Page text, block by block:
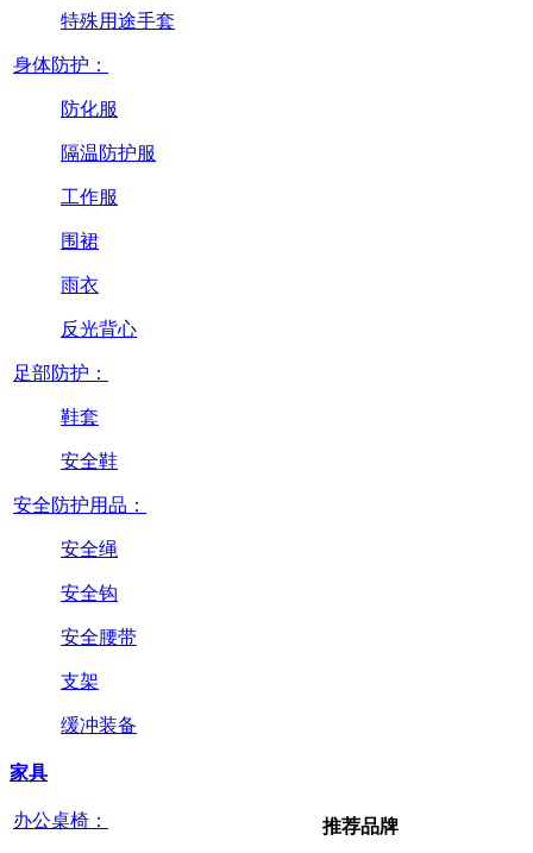
特殊用途手套
身体防护：
防化服
隔温防护服
工作服
围裙
雨衣
反光背心
足部防护：
鞋套
安全鞋
安全防护用品：
安全绳
安全钩
安全腰带
支架
缓冲装备
家具
办公桌椅： 推荐品牌